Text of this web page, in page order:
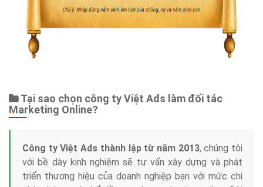
Tại sao chọn công ty Việt Ads làm đối tác
Marketing Online?
Công ty Việt Ads thành lập từ năm 2013, chúng tôi
với bề dày kinh nghiệm sẽ tư vấn xây dựng và phát
triển thương hiệu của doanh nghiệp bạn với mức chi